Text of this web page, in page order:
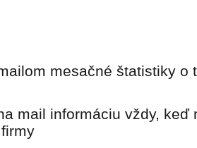
mesačné štatistiky o
mail informáciu vždy, keď